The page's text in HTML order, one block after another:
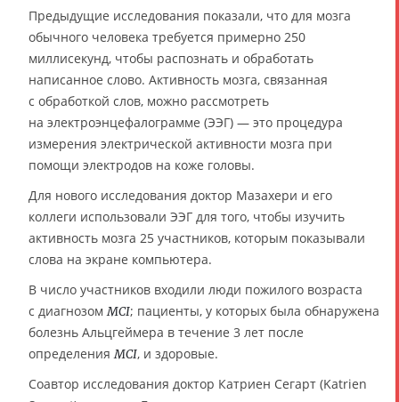
Предыдущие исследования показали, что для мозга
обычного человека требуется примерно 250
миллисекунд, чтобы распознать и обработать
написанное слово. Активность мозга, связанная
с обработкой слов, можно рассмотреть
на электроэнцефалограмме (ЭЭГ) — это процедура
измерения электрической активности мозга при
помощи электродов на коже головы.
Для нового исследования доктор Мазахери и его
коллеги использовали ЭЭГ для того, чтобы изучить
активность мозга 25 участников, которым показывали
слова на экране компьютера.
В число участников входили люди пожилого возраста
с диагнозомMCI; пациенты, у которых была обнаружена
болезнь Альцгеймера в течение 3 лет после
определенияMCI, и здоровые.
Соавтор исследования доктор Катриен Сегарт (Katrien